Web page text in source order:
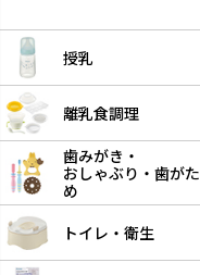
授乳
離乳食調理
歯みがき・
おしゃぶり・ 歯がた
め
トイレ・衛生